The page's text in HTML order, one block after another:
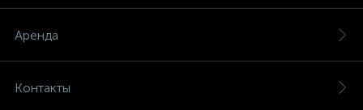
Аренда
Контакты